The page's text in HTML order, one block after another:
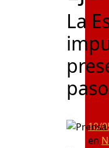
La
10/
en